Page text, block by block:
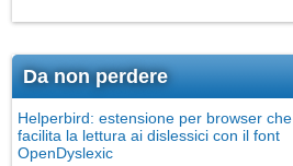
Da non perdere
Helperbird: estensione per browser che
facilita la lettura ai dislessici con il font
OpenDyslexic